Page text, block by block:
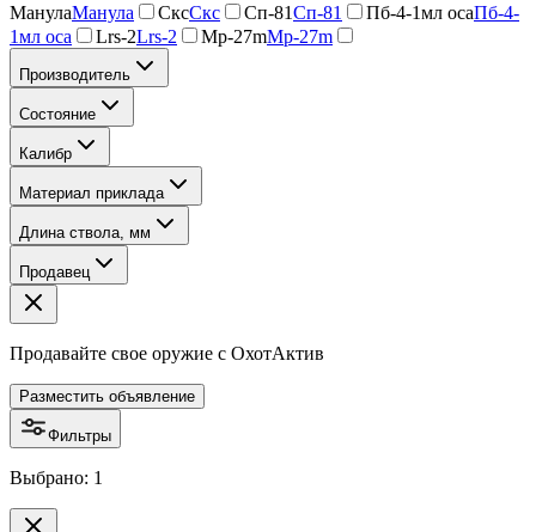
МанулаМанула СксСкс Сп-81Сп-81 Пб-4-1мл осаПб-4-
1мл оса
Lrs-2Lrs-2 Mp-27mMp-27m
Производитель
Состояние
Калибр
Материал приклада
Длина ствола, мм
Продавец
Продавайте свое оружие с ОхотАктив
Разместить объявление
Фильтры
Выбрано: 1